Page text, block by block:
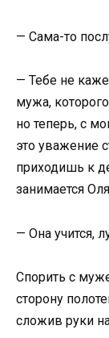
— Сама-то
— Тебе не
мужа,
но теперь, с
это уважение
приходишь к
занимается
— Она учится,
Спорить с
сторону
сложив руки